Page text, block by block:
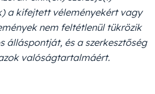
a kifejtett véleményekért vagy
nem feltétlenül tükrözik
álláspontját, és a szerkesztőség
valóságtartalmáért.